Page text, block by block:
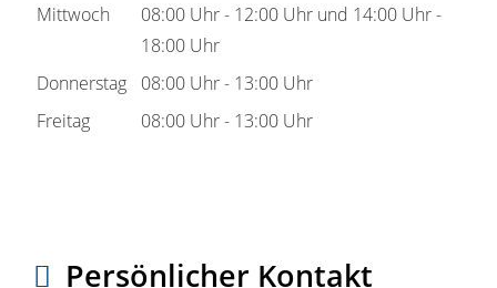
Mittwoch
08:00 Uhr- 12:00 Uhr und 14:00 Uhr-
18:00 Uhr
Donnerstag
08:00 Uhr- 13:00 Uhr
Freitag
08:00 Uhr- 13:00 Uhr
Persönlicher Kontakt